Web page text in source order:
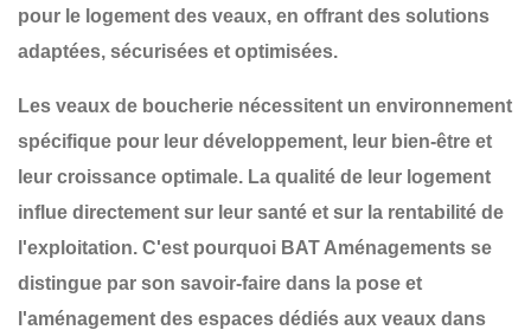
pour le logement des veaux, en offrant des solutions
adaptées, sécurisées et optimisées.
Les veaux de boucherie nécessitent un environnement
spécifique pour leur développement, leur bien-être et
leur croissance optimale. La qualité de leur logement
influe directement sur leur santé et sur la rentabilité de
l'exploitation. C'est pourquoi BAT Aménagements se
distingue par son savoir-faire dans la pose et
l'aménagement des espaces dédiés aux veaux dans